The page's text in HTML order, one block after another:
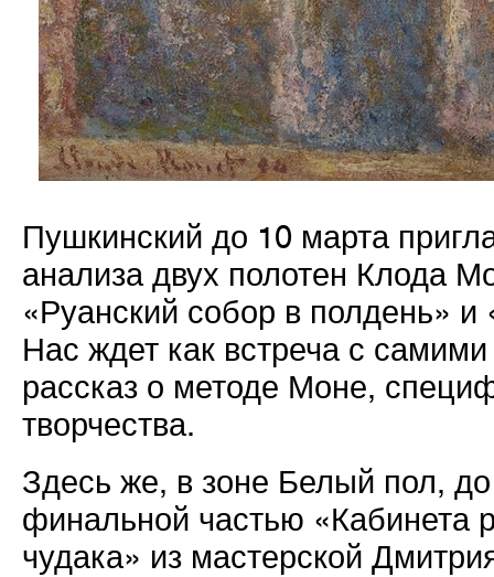
Пушкинский до 10 марта
анализа двух полотен Клода
«Руанский собор в полдень»
Нас ждет как встреча с
рассказ о методе Моне,
творчества.
Здесь же, в зоне Белый пол,
финальной частью «Кабинета
чудака» из мастерской